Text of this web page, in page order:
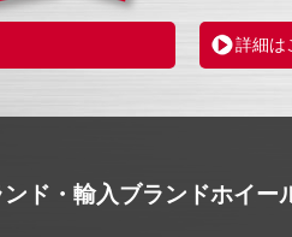
詳細は
ド・輸入ブランドホイー